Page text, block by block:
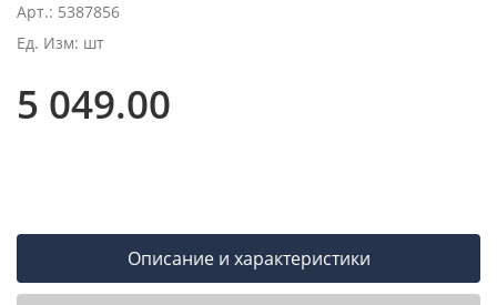
Арт.: 5387856
Ед. Изм: шт
5 049.00
Описание и характеристики